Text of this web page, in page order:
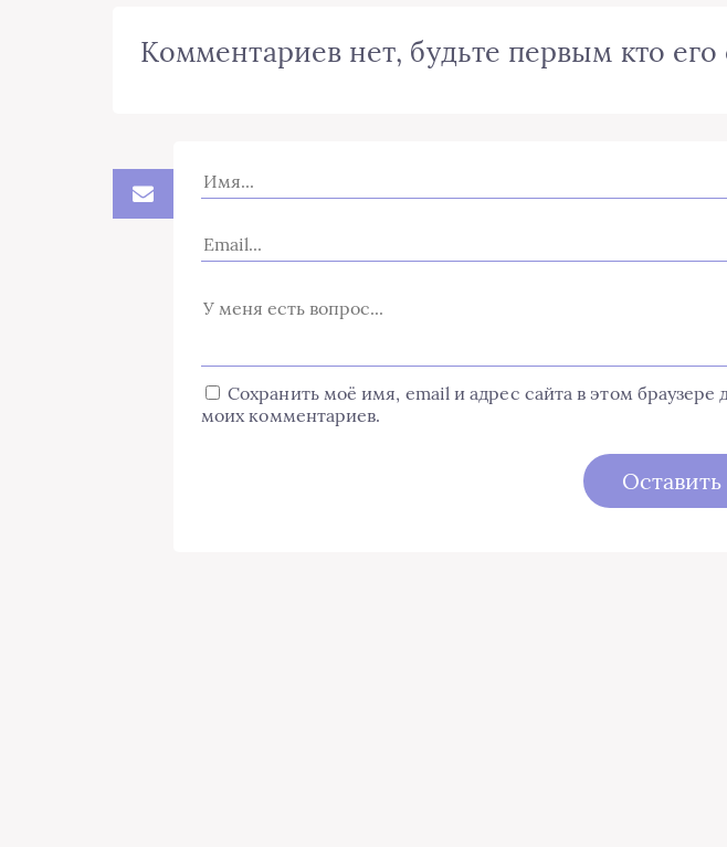
Комментариев нет, будьте первым кто его
Сохранить моё имя, email и адрес сайта в этом
моих комментариев.